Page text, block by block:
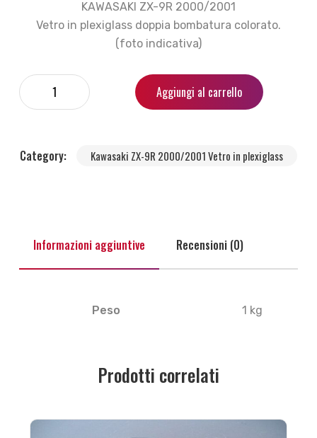
KAWASAKI ZX-9R 2000/2001
Vetro in plexiglass doppia bombatura colorato.
(foto indicativa)
Aggiungi al carrello
Category: Kawasaki ZX-9R 2000/2001 Vetro in plexiglass
Informazioni aggiuntive Recensioni (0)
Peso 1 kg
Prodotti correlati